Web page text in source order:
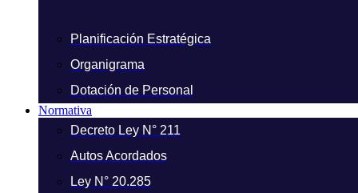
Planificación Estratégica
Organigrama
Dotación de Personal
Normativa
Decreto Ley N° 211
Autos Acordados
Ley N° 20.285